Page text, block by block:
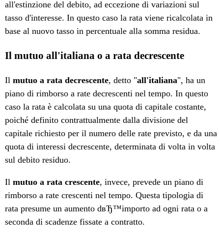
all'estinzione del debito, ad eccezione di variazioni sul
tasso d'interesse. In questo caso la rata viene ricalcolata in
base al nuovo tasso in percentuale alla somma residua.
Il mutuo all'italiana o a rata decrescente
Ilmutuo a rata decrescente, detto "all'italiana", ha un
piano di rimborso a rate decrescenti nel tempo. In questo
caso la rata è calcolata su una quota di capitale costante,
poiché definito contrattualmente dalla divisione del
capitale richiesto per il numero delle rate previsto, e da una
quota di interessi decrescente, determinata di volta in volta
sul debito residuo.
Ilmutuo a rata crescente, invece, prevede un piano di
rimborso a rate crescenti nel tempo. Questa tipologia di
rata presume un aumento dвЂ™importo ad ogni rata o a
seconda di scadenze fissate a contratto.